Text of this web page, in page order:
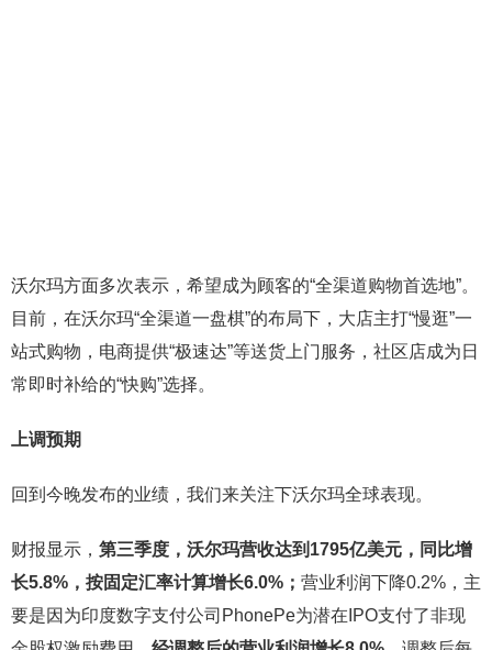
沃尔玛方面多次表示，希望成为顾客的“全渠道购物首选地”。
目前，在沃尔玛“全渠道一盘棋”的布局下，大店主打“慢逛”一
站式购物，电商提供“极速达”等送货上门服务，社区店成为日
常即时补给的“快购”选择。
上调预期
回到今晚发布的业绩，我们来关注下沃尔玛全球表现。
财报显示， 第三季度，沃尔玛营收达到1795亿美元，同比增
长5.8%，按固定汇率计算增长6.0%； 营业利润下降0.2%，主
要是因为印度数字支付公司PhonePe为潜在IPO支付了非现